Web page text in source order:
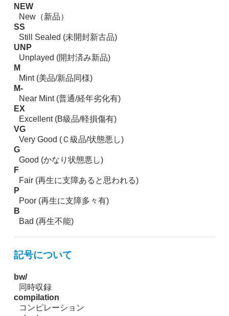
NEW
New（新品）
SS
Still Sealed (未開封新古品)
UNP
Unplayed (開封済み新品)
M
Mint (美品/新品同様)
M-
Near Mint (普通/経年劣化有)
EX
Excellent (B級品/軽損傷有)
VG
Very Good (Ｃ級品/状態悪し)
G
Good (かなり状態悪し)
F
Fair (再生に支障あると思われる)
P
Poor (再生に支障多々有)
B
Bad (再生不能)
記号について
bw/
同時収録
compilation
コンピレーション